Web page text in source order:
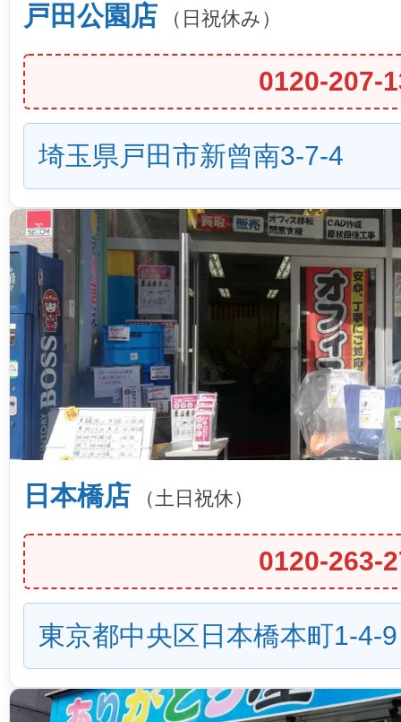
戸田公園店 （日祝休み）
0120-207-
埼玉県戸田市新曾南3-7-4
日本橋店 （土日祝休）
0120-263-
東京都中央区日本橋本町1-4-9